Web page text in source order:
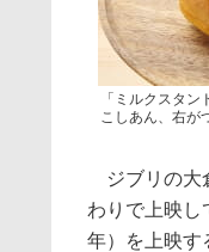
「ミルクスタ
こしあん、右が
ジブリの大
わりで上映し
年）を上映す